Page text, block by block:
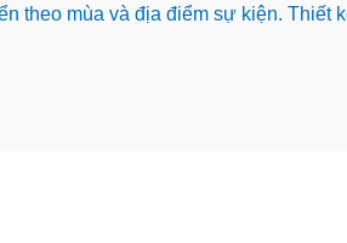
theo mùa và địa điểm sự kiện. Thiết